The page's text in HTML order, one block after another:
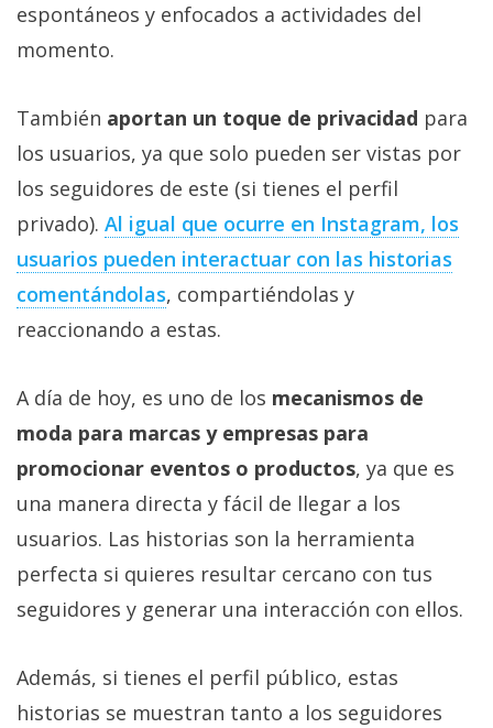
espontáneos y enfocados a actividades del
momento.
También aportan un toque de privacidad para
los usuarios, ya que solo pueden ser vistas por
los seguidores de este (si tienes el perfil
privado). Al igual que ocurre en Instagram, los
usuarios pueden interactuar con las historias
comentándolas, compartiéndolas y
reaccionando a estas.
A día de hoy, es uno de los mecanismos de
moda para marcas y empresas para
promocionar eventos o productos, ya que es
una manera directa y fácil de llegar a los
usuarios. Las historias son la herramienta
perfecta si quieres resultar cercano con tus
seguidores y generar una interacción con ellos.
Además, si tienes el perfil público, estas
historias se muestran tanto a los seguidores